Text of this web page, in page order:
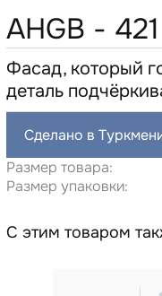
AHGB - 421
Фасад, который
деталь
Сделано в
Размер товара:
Размер упаковки:
С этим товаром